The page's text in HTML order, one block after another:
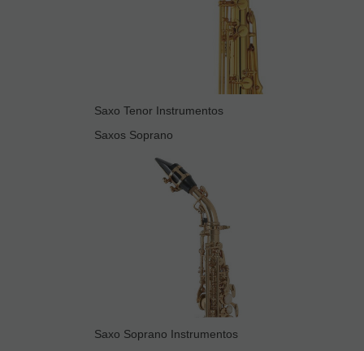
Saxo Tenor Instrumentos
Saxos Soprano
Saxo Soprano Instrumentos